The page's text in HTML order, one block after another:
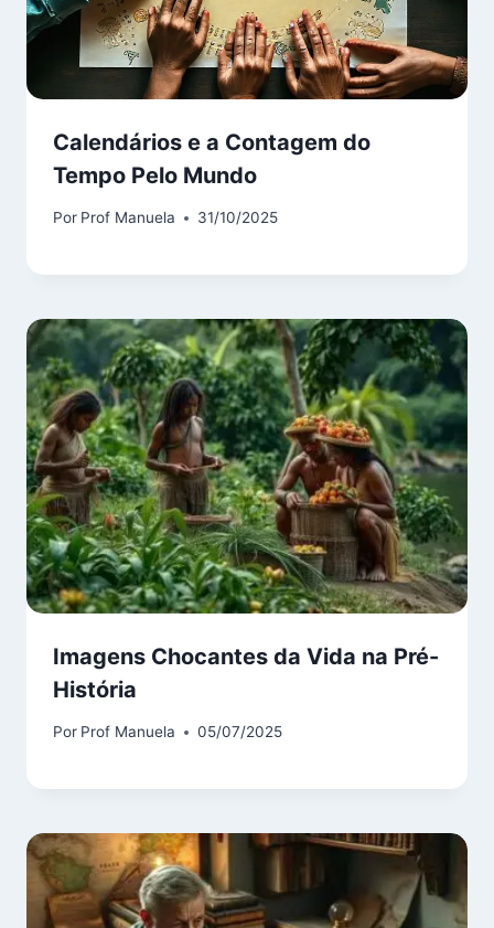
Calendários e a Contagem do
Tempo Pelo Mundo
Por Prof Manuela 31/10/2025
Imagens Chocantes da Vida na Pré-
História
Por Prof Manuela 05/07/2025